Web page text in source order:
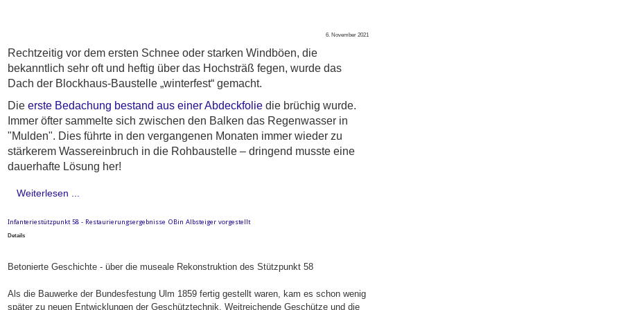
6. November 2021
Rechtzeitig vor dem ersten Schnee oder starken Windböen, die
bekanntlich sehr oft und heftig über das Hochsträß fegen, wurde das
Dach der Blockhaus-Baustelle „winterfest“ gemacht.
Die erste Bedachung bestand aus einer Abdeckfolie die brüchig wurde.
Immer öfter sammelte sich zwischen den Balken das Regenwasser in
"Mulden". Dies führte in den vergangenen Monaten immer wieder zu
stärkerem Wassereinbruch in die Rohbaustelle – dringend musste eine
dauerhafte Lösung her!
Weiterlesen ...
Infanteriestützpunkt 58 - Restaurierungsergebnisse OBin Albsteiger vorgestellt
Details
Betonierte Geschichte - über die museale Rekonstruktion des Stützpunkt 58
Als die Bauwerke der Bundesfestung Ulm 1859 fertig gestellt waren, kam es schon wenig
später zu neuen Entwicklungen der Geschütztechnik. Weitreichende Geschütze und die